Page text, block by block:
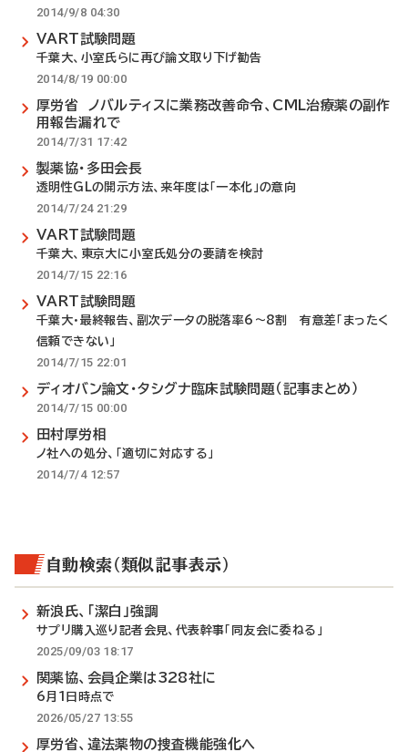
2014/9/8 04:30
VART試験問題
千葉大、小室氏らに再び論文取り下げ勧告
2014/8/19 00:00
厚労省 ノバルティスに業務改善命令、CML治療薬の副作
用報告漏れで
2014/7/31 17:42
製薬協・多田会長
透明性GLの開示方法、来年度は「一本化」の意向
2014/7/24 21:29
VART試験問題
千葉大、東京大に小室氏処分の要請を検討
2014/7/15 22:16
VART試験問題
千葉大・最終報告、副次データの脱落率6～8割 有意差「まったく
信頼できない」
2014/7/15 22:01
ディオバン論文・タシグナ臨床試験問題（記事まとめ）
2014/7/15 00:00
田村厚労相
ノ社への処分、「適切に対応する」
2014/7/4 12:57
自動検索（類似記事表示）
新浪氏、「潔白」強調
サプリ購入巡り記者会見、代表幹事「同友会に委ねる」
2025/09/03 18:17
関薬協、会員企業は328社に
6月1日時点で
2026/05/27 13:55
厚労省、違法薬物の捜査機能強化へ